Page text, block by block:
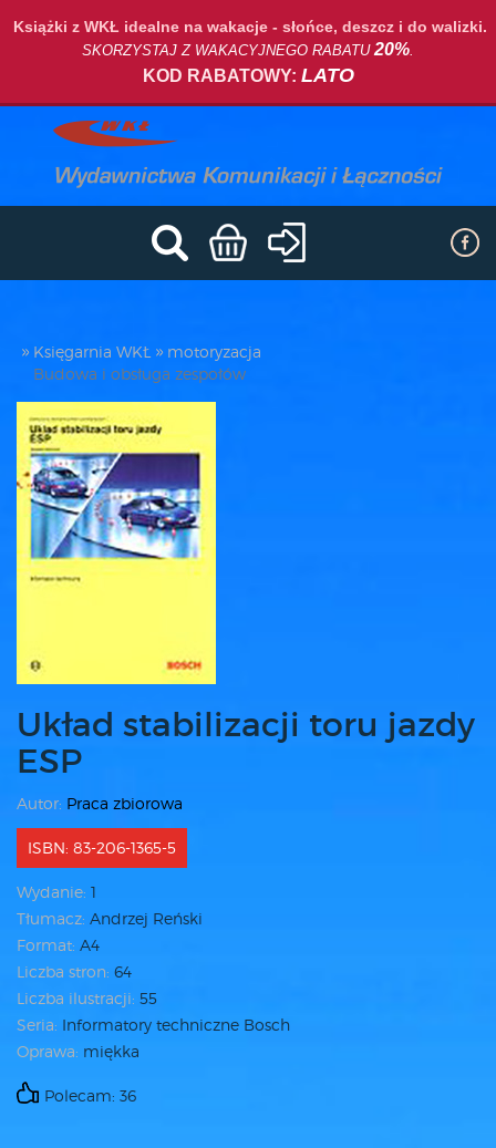
Książki z WKŁ idealne na wakacje - słońce, deszcz i do walizki.
SKORZYSTAJ Z WAKACYJNEGO RABATU20%.
KOD RABATOWY: LATO
Księgarnia WKŁ
motoryzacja
Budowa i obsługa zespołów
Układ stabilizacji toru jazdy
ESP
Autor: Praca zbiorowa
ISBN: 83-206-1365-5
Wydanie: 1
Tłumacz: Andrzej Reński
Format: A4
Liczba stron: 64
Liczba ilustracji: 55
Seria: Informatory techniczne Bosch
Oprawa: miękka
Polecam: 36